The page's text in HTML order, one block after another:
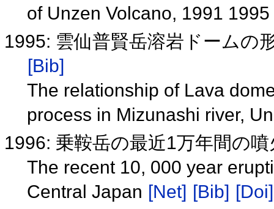
of Unzen Volcano, 1991 1995
1995: 雲仙普賢岳溶岩ドームの
[Bib]
The relationship of Lava
process in Mizunashi river,
1996: 乗鞍岳の最近1万年間の
The recent 10, 000 year
Central Japan [Net] [Bib] [Doi]